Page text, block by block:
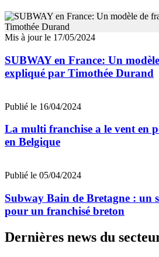
Mis à jour le 17/05/2024
SUBWAY en France: Un
expliqué par Timothée Durand
Publié le 16/04/2024
La multi franchise a le vent en
en Belgique
Publié le 05/04/2024
Subway Bain de Bretagne : un
pour un franchisé breton
Dernières news du